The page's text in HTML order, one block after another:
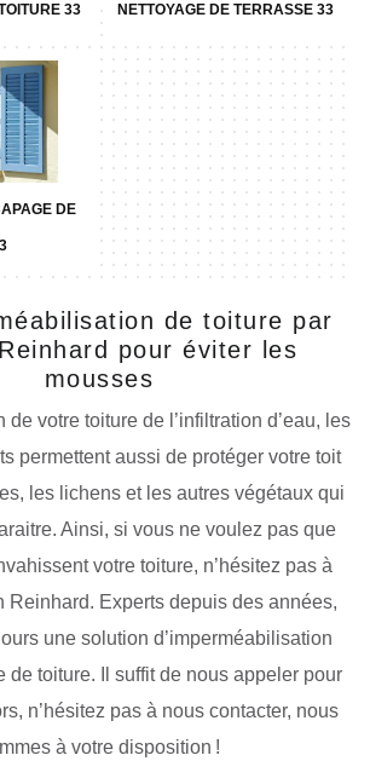
33 NETTOYAGE DE TERRASSE 33
DE
de toiture par
pour éviter les
mousses
de votre toiture de l’infiltration d’eau, les
permettent aussi de protéger votre toit
les lichens et les autres végétaux qui
Ainsi, si vous ne voulez pas que
votre toiture, n’hésitez pas à
Reinhard. Experts depuis des années,
une solution d’imperméabilisation
de toiture. Il suffit de nous appeler pour
n’hésitez pas à nous contacter, nous
à votre disposition !